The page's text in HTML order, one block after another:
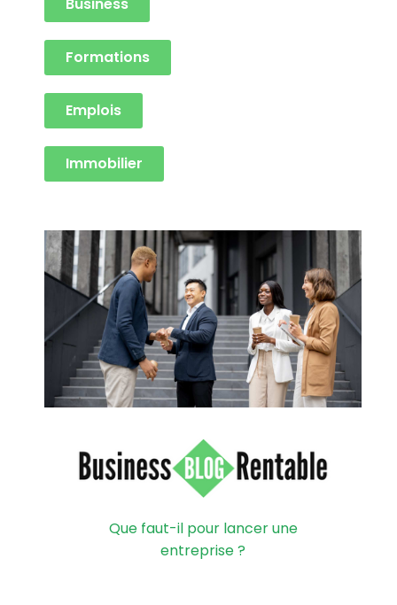
Formations
Emplois
Immobilier
Que faut-il pour lancer une
entreprise ?